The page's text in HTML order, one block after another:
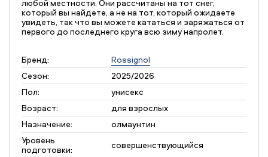
любой местности. Они рассчитаны на тот снег,
который вы найдете, а не на тот, который ожидаете
увидеть, так что вы можете кататься и заряжаться от
первого до последнего круга всю зиму напролет.
Бренд:
Rossignol
Сезон:
2025/2026
Пол:
унисекс
Возраст:
для взрослых
Назначение:
олмаунтин
Уровень
подготовки:
совершенствующийся